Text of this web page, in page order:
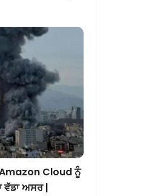
Amazon Cloud ਨੂੰ
ਵੱਡਾ ਅਸਰ |